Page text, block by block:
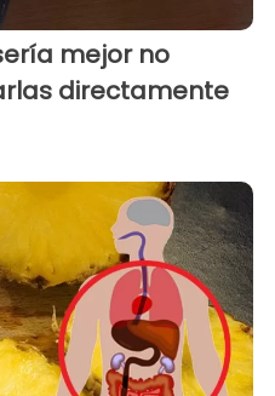
mejor no
directamente